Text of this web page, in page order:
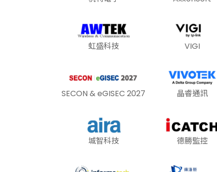
虹盛科技 VIGI
SECON & eGISEC 2027 晶睿通訊
城智科技 德勝監控